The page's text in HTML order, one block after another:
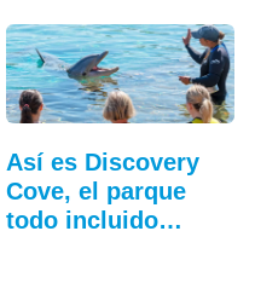
Así es Discovery
Cove, el parque
todo incluido